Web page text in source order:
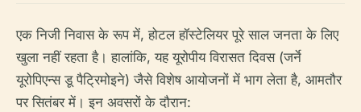
एक निजी निवास के रूप में, होटल हॉस्टेलियर पूरे साल जनता के लिए
खुला नहीं रहता है। हालांकि, यह यूरोपीय विरासत दिवस (जर्ने
यूरोपिएन्स डू पैट्रिमोइने) जैसे विशेष आयोजनों में भाग लेता है, आमतौर
पर सितंबर में। इन अवसरों के दौरान: